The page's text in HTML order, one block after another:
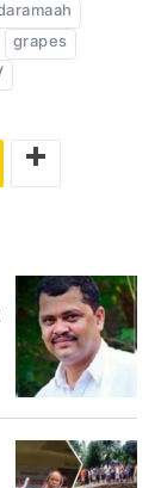
grapes